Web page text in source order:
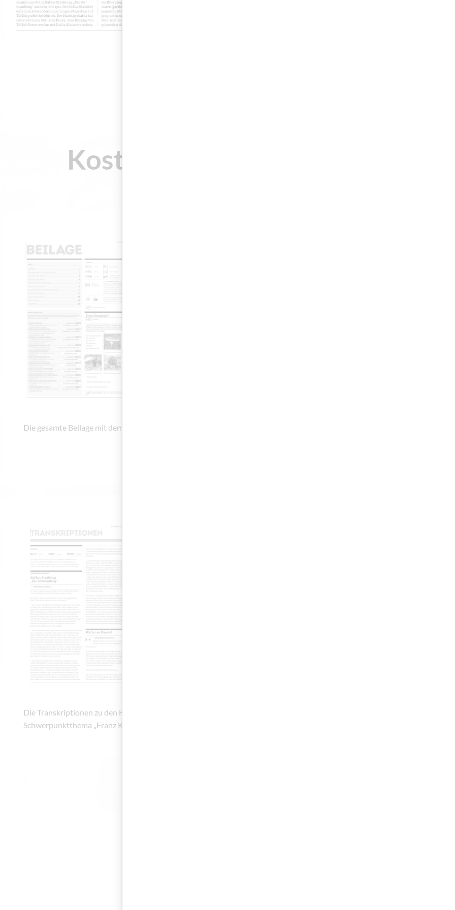
Kostenloses Zusatzmaterial
Die gesamte Beilage mit dem Schwerpunkt „Franz Kafka”.
Hier finden Sie die
„Franz Kafka” inkl.
Die Transkriptionen zu den Hörbeiträgen der Ausgabe 106 mit dem
Schwerpunktthema „Franz Kafka” sind kostenlos verfügbar.